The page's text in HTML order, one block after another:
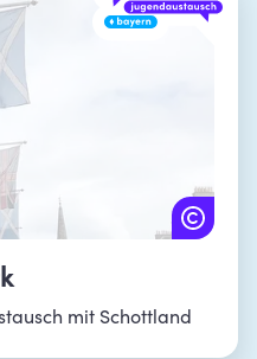
mit Schottland